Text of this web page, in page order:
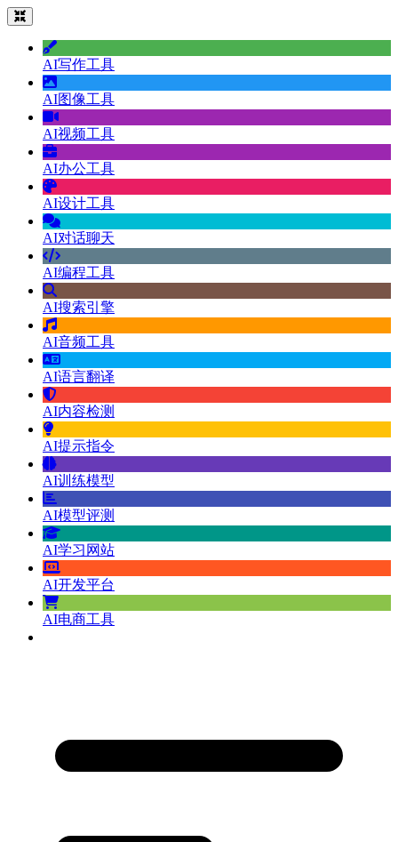
AI写作工具
AI图像工具
AI视频工具
AI办公工具
AI设计工具
AI对话聊天
AI编程工具
AI搜索引擎
AI音频工具
AI语言翻译
AI内容检测
AI提示指令
AI训练模型
AI模型评测
AI学习网站
AI开发平台
AI电商工具